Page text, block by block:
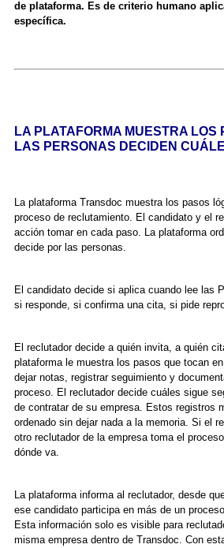
de plataforma. Es de criterio humano
específica.
LA PLATAFORMA MUESTRA LOS
LAS PERSONAS DECIDEN
La plataforma Transdoc muestra los pasos
proceso de reclutamiento. El candidato y el
acción tomar en cada paso. La plataforma
decide por las personas.
El candidato decide si aplica cuando lee las
si responde, si confirma una cita, si pide
El reclutador decide a quién invita, a quién
plataforma le muestra los pasos que tocan
dejar notas, registrar seguimiento y
proceso. El reclutador decide cuáles sigue
de contratar de su empresa. Estos registros
ordenado sin dejar nada a la memoria. Si el
otro reclutador de la empresa toma el
dónde va.
La plataforma informa al reclutador, desde
ese candidato participa en más de un
Esta información solo es visible para
misma empresa dentro de Transdoc. Con